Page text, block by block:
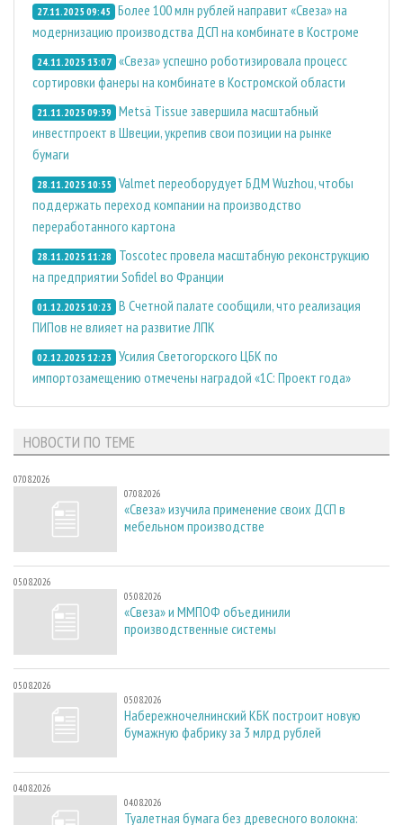
27.11.2025 09:45 Более 100 млн рублей направит «Свеза» на
модернизацию производства ДСП на комбинате в Костроме
24.11.2025 13:07 «Свеза» успешно роботизировала процесс
сортировки фанеры на комбинате в Костромской области
21.11.2025 09:39 Metsä Tissue завершила масштабный
инвестпроект в Швеции, укрепив свои позиции на рынке
бумаги
28.11.2025 10:55 Valmet переоборудует БДМ Wuzhou, чтобы
поддержать переход компании на производство
переработанного картона
28.11.2025 11:28
Toscotec провела масштабную реконструкцию
на предприятии Sofidel во Франции
01.12.2025 10:23 В Счетной палате сообщили, что реализация
ПИПов не влияет на развитие ЛПК
02.12.2025 12:23 Усилия Светогорского ЦБК по
импортозамещению отмечены наградой «1С: Проект года»
НОВОСТИ ПО ТЕМЕ
07.08.2026
07.08.2026
«Свеза» изучила применение своих ДСП в
мебельном производстве
05.08.2026
05.08.2026
«Свеза» и ММПОФ объединили
производственные системы
05.08.2026
05.08.2026
Набережночелнинский КБК построит новую
бумажную фабрику за 3 млрд рублей
04.08.2026
04.08.2026
Туалетная бумага без древесного волокна: